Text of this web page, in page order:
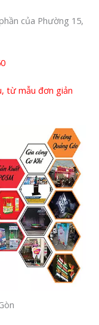
của Phường 15,
từ mẫu đơn giản